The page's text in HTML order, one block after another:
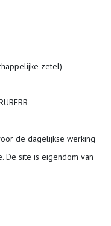
zetel)
de dagelijkse werking
De site is eigendom van